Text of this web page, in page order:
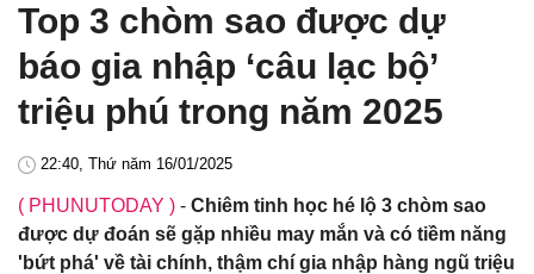
Top 3 chòm sao được dự
báo gia nhập ‘câu lạc bộ’
triệu phú trong năm 2025
22:40, Thứ năm 16/01/2025
( PHUNUTODAY ) - Chiêm tinh học hé lộ 3 chòm sao
được dự đoán sẽ gặp nhiều may mắn và có tiềm năng
'bứt phá' về tài chính, thậm chí gia nhập hàng ngũ triệu